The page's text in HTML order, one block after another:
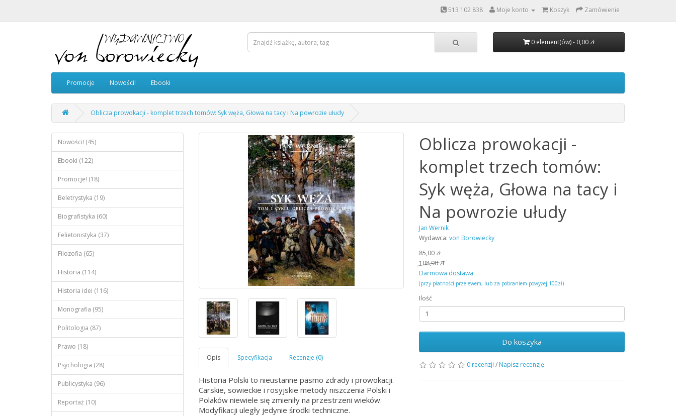
513 102 838 Moje konto Koszyk Zamówienie
0 element(ów) - 0,00 zł
Promocje Nowości! Ebooki
Oblicza prowokacji - komplet trzech tomów: Syk węża, Głowa na tacy i Na powrozie ułudy
Nowości! (45)
Ebooki (122)
Promocje! (18)
Beletrystyka (19)
Biografistyka (60)
Felietonistyka (37)
Filozofia (65)
Historia (114)
Historia idei (116)
Monografia (95)
Politologia (87)
Prawo (18)
Psychologia (28)
Publicystyka (96)
Reportaż (10)
Historia Polski to nieustanne pasmo zdrady i prowokacji.
Carskie, sowieckie i rosyjskie metody niszczenia Polski i
Polaków niewiele się zmieniły na przestrzeni wieków.
Modyfikacji uległy jedynie środki techniczne.
Oblicza prowokacji -
komplet trzech tomów:
Syk węża, Głowa na tacy i
Na powrozie ułudy
Jan Wernik
Wydawca:von Borowiecky
85,00 zł
108,90 zł
Darmowa dostawa
(przy płatności przelewem, lub za pobraniem powyżej 100zł)
Ilość
Do koszyka
0 recenzji / Napisz recenzję